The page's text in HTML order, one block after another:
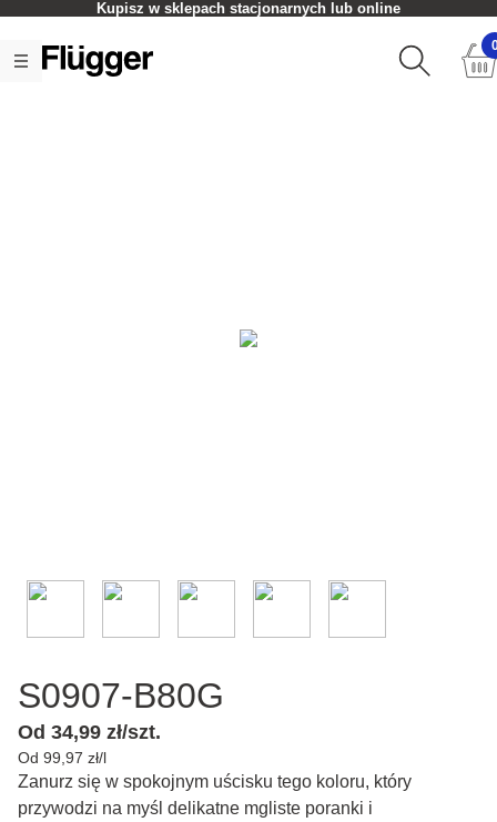
Kupisz w sklepach stacjonarnych lub online
S0907-B80G
Od 34,99 zł/szt.
Od 99,97 zł/l
Zanurz się w spokojnym uścisku tego koloru, który
przywodzi na myśl delikatne mgliste poranki i